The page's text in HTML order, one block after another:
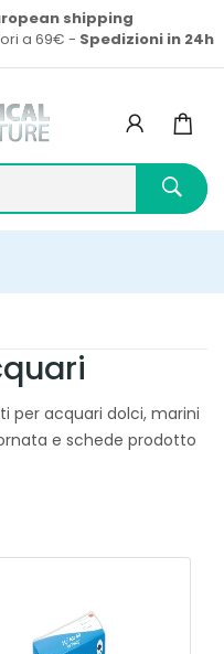
shipping
a 69€ - Spedizioni in 24h
per acquari dolci, marini
e schede prodotto